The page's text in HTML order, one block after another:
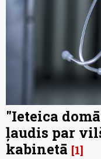
"Ieteica
ļaudis par
kabinetā 1